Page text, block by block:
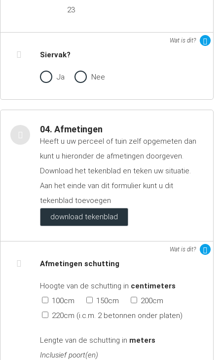
23
Wat is dit?
Siervak?
Ja Nee
04. Afmetingen
Heeft u uw perceel of tuin zelf opgemeten dan
kunt u hieronder de afmetingen doorgeven.
Download het tekenblad en teken uw situatie.
Aan het einde van dit formulier kunt u dit
tekenblad toevoegen
download tekenblad
Wat is dit?
Afmetingen schutting
Hoogte van de schutting in centimeters
100cm
150cm
200cm
220cm (i.c.m. 2 betonnen onder platen)
Lengte van de schutting in meters
Inclusief poort(en)